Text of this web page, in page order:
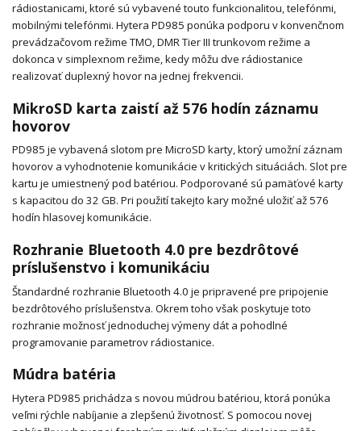
rádiostanicami, ktoré sú vybavené touto funkcionalitou, telefónmi,
mobilnými telefónmi. Hytera PD985 ponúka podporu v konvenčnom
prevádzačovom režime TMO, DMR Tier III trunkovom režime a
dokonca v simplexnom režime, kedy môžu dve rádiostanice
realizovať duplexný hovor na jednej frekvencii.
MikroSD karta zaistí až 576 hodín záznamu
hovorov
PD985 je vybavená slotom pre MicroSD karty, ktorý umožní záznam
hovorov a vyhodnotenie komunikácie v kritických situáciách. Slot pre
kartu je umiestnený pod batériou. Podporované sú pamäťové karty
s kapacitou do 32 GB. Pri použití takejto kary možné uložiť až 576
hodín hlasovej komunikácie.
Rozhranie Bluetooth 4.0 pre bezdrôtové
príslušenstvo i komunikáciu
Štandardné rozhranie Bluetooth 4.0 je pripravené pre pripojenie
bezdrôtového príslušenstva. Okrem toho však poskytuje toto
rozhranie možnosť jednoduchej výmeny dát a pohodlné
programovanie parametrov rádiostanice.
Múdra batéria
Hytera PD985 prichádza s novou múdrou batériou, ktorá ponúka
veľmi rýchle nabíjanie a zlepšenú životnosť. S pomocou novej